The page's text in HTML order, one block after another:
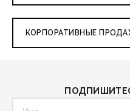
КОРПОРАТИВНЫЕ